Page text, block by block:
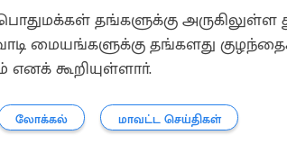
தங்களுக்கு அருகிலுள்ள
மையங்களுக்கு தங்களது
கூறியுள்ளாா்.
லோக்கல் மாவட்ட செய்திகள்